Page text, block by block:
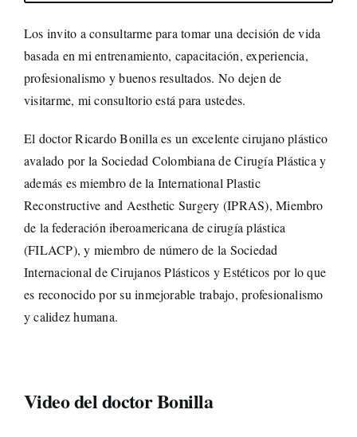
Los invito a consultarme para tomar una decisión de vida
basada en mi entrenamiento, capacitación, experiencia,
profesionalismo y buenos resultados. No dejen de
visitarme, mi consultorio está para ustedes.
El doctor Ricardo Bonilla es un excelente cirujano plástico
avalado por la Sociedad Colombiana de Cirugía Plástica y
además es miembro de la International Plastic
Reconstructive and Aesthetic Surgery (IPRAS), Miembro
de la federación iberoamericana de cirugía plástica
(FILACP), y miembro de número de la Sociedad
Internacional de Cirujanos Plásticos y Estéticos por lo que
es reconocido por su inmejorable trabajo, profesionalismo
y calidez humana.
Video del doctor Bonilla